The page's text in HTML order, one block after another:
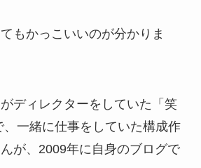
もかっこいいのが分かりま
ディレクターをしていた「笑
、一緒に仕事をしていた構成作
が、2009年に自身のブログで